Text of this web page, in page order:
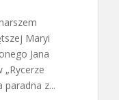
Maryi
Jana
„Rycerze
paradna z...